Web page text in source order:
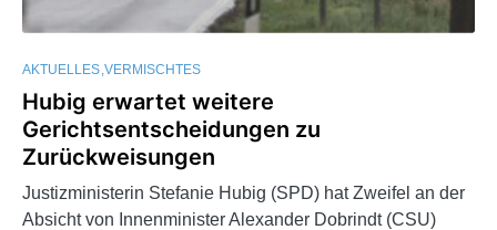
AKTUELLES VERMISCHTES
Hubig erwartet weitere
Gerichtsentscheidungen zu
Zurückweisungen
Justizministerin Stefanie Hubig (SPD) hat Zweifel an der
Absicht von Innenminister Alexander Dobrindt (CSU)